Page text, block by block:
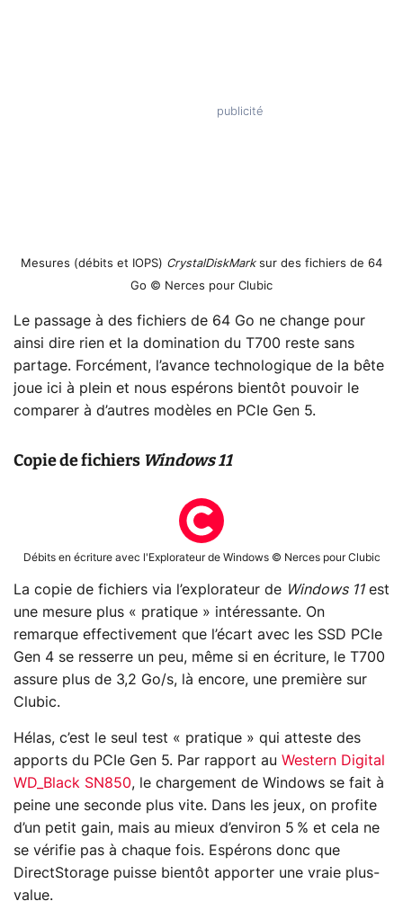
Mesures (débits et IOPS) CrystalDiskMarksur des fichiers de 64
Go © Nerces pour Clubic
Le passage à des fichiers de 64 Go ne change pour
ainsi dire rien et la domination du T700 reste sans
partage. Forcément, l’avance technologique de la bête
joue ici à plein et nous espérons bientôt pouvoir le
comparer à d’autres modèles en PCIe Gen 5.
Copie de fichiers Windows 11
Débits en écriture avec l'Explorateur de Windows © Nerces pour Clubic
La copie de fichiers via l’explorateur de Windows 11est
une mesure plus « pratique » intéressante. On
remarque effectivement que l’écart avec les SSD PCIe
Gen 4 se resserre un peu, même si en écriture, le T700
assure plus de 3,2 Go/s, là encore, une première sur
Clubic.
Hélas, c’est le seul test « pratique » qui atteste des
apports du PCIe Gen 5. Par rapport au Western Digital
WD_Black SN850, le chargement de Windows se fait à
peine une seconde plus vite. Dans les jeux, on profite
d’un petit gain, mais au mieux d’environ 5 % et cela ne
se vérifie pas à chaque fois. Espérons donc que
DirectStorage puisse bientôt apporter une vraie plus-
value.